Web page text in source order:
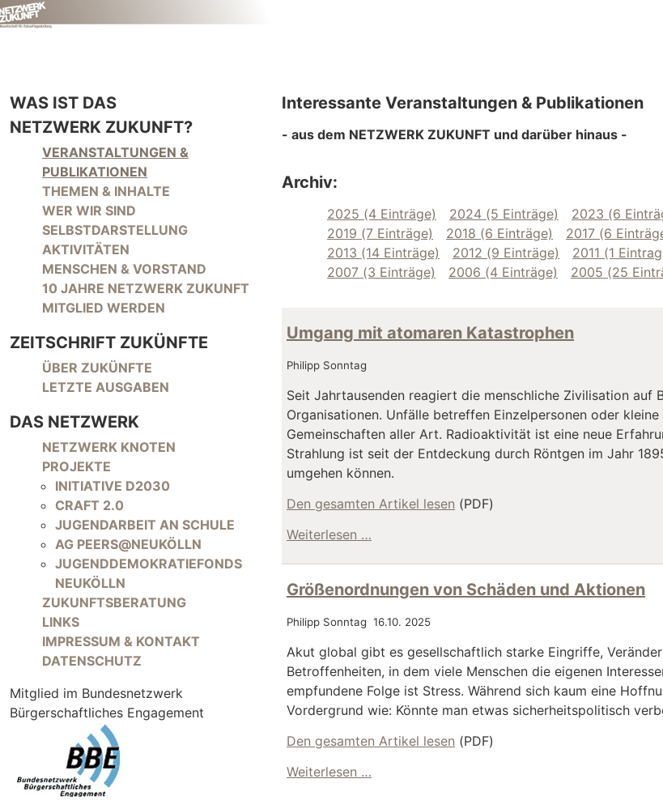
WAS IST DAS
NETZWERK ZUKUNFT?
NAVIGATION ÜBERSPRINGEN
VERANSTALTUNGEN &
PUBLIKATIONEN
THEMEN & INHALTE
WER WIR SIND
SELBSTDARSTELLUNG
AKTIVITÄTEN
MENSCHEN & VORSTAND
10 JAHRE NETZWERK ZUKUNFT
MITGLIED WERDEN
ZEITSCHRIFT ZUKÜNFTE
NAVIGATION ÜBERSPRINGEN
ÜBER ZUKÜNFTE
LETZTE AUSGABEN
DAS NETZWERK
NAVIGATION ÜBERSPRINGEN
NETZWERK KNOTEN
PROJEKTE
INITIATIVE D2030
CRAFT 2.0
JUGENDARBEIT AN SCHULE
AG PEERS@NEUKÖLLN
JUGENDDEMOKRATIEFONDS
NEUKÖLLN
ZUKUNFTSBERATUNG
LINKS
IMPRESSUM & KONTAKT
DATENSCHUTZ
Mitglied im Bundesnetzwerk
Bürgerschaftliches Engagement
Interessante Veranstaltungen & Publikationen
- aus dem NETZWERK ZUKUNFT und darüber hinaus -
Archiv:
2025 (4 Einträge) 2024 (5 Einträge) 2023 (6
2019 (7 Einträge)
2018 (6 Einträge) 2017 (6
2013 (14 Einträge)
2012 (9 Einträge) 2011 (1
2007 (3 Einträge)
2006 (4 Einträge) 2005 (25
Umgang mit atomaren Katastrophen
Philipp Sonntag
Seit Jahrtausenden reagiert die menschliche Zivilisation auf
Organisationen. Unfälle betreffen Einzelpersonen oder
Gemeinschaften aller Art. Radioaktivität ist eine neue
Strahlung ist seit der Entdeckung durch Röntgen im Jahr
umgehen können.
Den gesamten Artikel lesen (PDF)
Weiterlesen …
Größenordnungen von Schäden und Aktionen
Philipp Sonntag 16.10. 2025
Akut global gibt es gesellschaftlich starke Eingriffe,
Betroffenheiten, in dem viele Menschen die eigenen
empfundene Folge ist Stress. Während sich kaum eine
Vordergrund wie: Könnte man etwas sicherheitspolitisch
Den gesamten Artikel lesen (PDF)
Weiterlesen …